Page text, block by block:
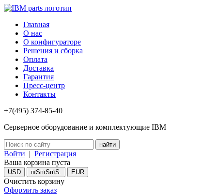
Главная
О нас
О конфигураторе
Решения и сборка
Оплата
Доставка
Гарантия
Пресс-центр
Контакты
+7(495) 374-85-40
Серверное оборудование и комплектующие IBM
Войти | Регистрация
Ваша корзина пуста
USD пїЅпїЅпїЅ. EUR
Очистить корзину
Оформить заказ